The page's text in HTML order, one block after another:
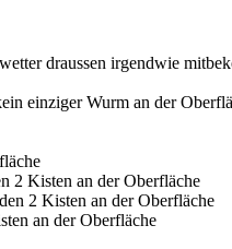
draussen irgendwie
einziger Wurm an der
2 Kisten an der Oberfläche
2 Kisten an der Oberfläche
an der Oberfläche